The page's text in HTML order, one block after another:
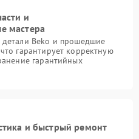
и
мастера
детали Beko и прошедшие
гарантирует корректную
гарантийных
и быстрый ремонт